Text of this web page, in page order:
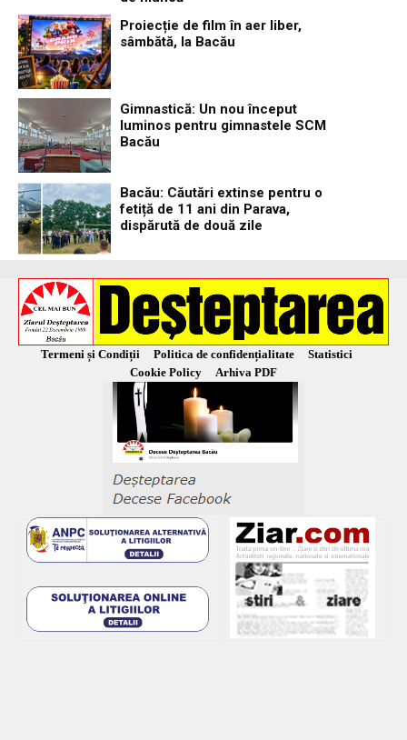
Proiecție de film în aer liber,
sâmbătă, la Bacău
Gimnastică: Un nou început
luminos pentru gimnastele SCM
Bacău
Bacău: Căutări extinse pentru o
fetiță de 11 ani din Parava,
dispărută de două zile
Termeni și Condiții Politica de confidențialitate
Statistici
Cookie Policy
Arhiva PDF